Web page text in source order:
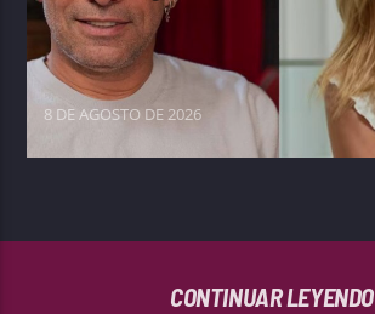
8 DE AGOSTO DE 2026
CONTINUAR LEYENDO